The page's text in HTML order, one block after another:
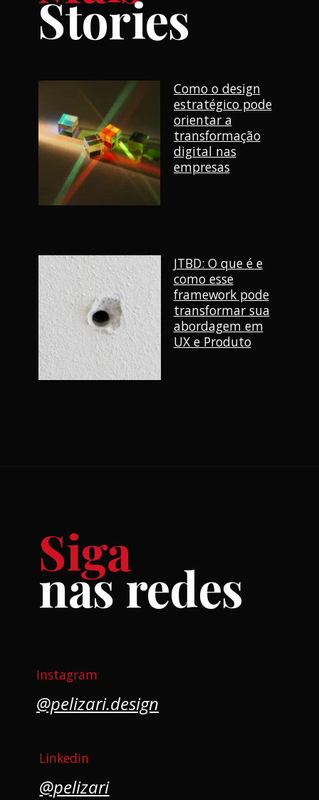
Stories
Como o design
estratégico pode
orientar a
transformação
digital nas
empresas
JTBD: O que é e
como esse
framework pode
transformar sua
abordagem em
UX e Produto
Siga
nas redes
Instagram
Linkedin
@pelizari.design
@pelizari